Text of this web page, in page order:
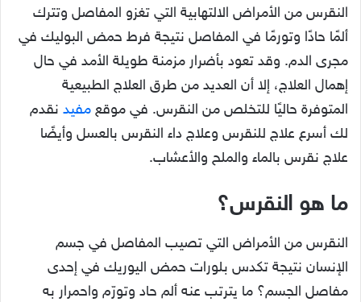
النقرس من الأمراض الالتهابية التي تغزو المفاصل وتترك
ألمًا حادًا وتورمًا في المفاصل نتيجة فرط حمض البوليك في
مجرى الدم. وقد تعود بأضرار مزمنة طويلة الأمد في حال
إهمال العلاج، إلا أن العديد من طرق العلاج الطبيعية
المتوفرة حاليًا للتخلص من النقرس. في موقع مفيد نقدم
لك أسرع علاج للنقرس وعلاج داء النقرس بالعسل وأيضًا
علاج نقرس بالماء والملح والأعشاب.
ما هو النقرس؟
النقرس من الأمراض التي تصيب المفاصل في جسم
الإنسان نتيجة تكدس بلورات حمض اليوريك في إحدى
مفاصل الجسم؟ ما يترتب عنه ألم حاد وتورّم واحمرار به